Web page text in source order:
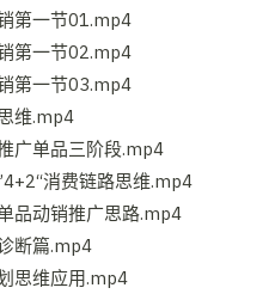
第一节01.mp4
第一节02.mp4
第一节03.mp4
维.mp4
广单品三阶段.mp4
消费链路思维.mp4
品动销推广思路.mp4
断篇.mp4
思维应用.mp4